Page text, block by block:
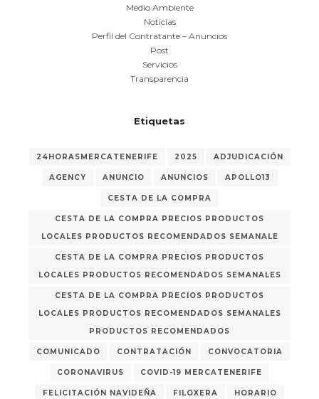
Medio Ambiente
Noticias
Perfil del Contratante – Anuncios
Post
Servicios
Transparencia
Etiquetas
24HORASMERCATENERIFE 2025 ADJUDICACIÓN
AGENCY ANUNCIO ANUNCIOS APOLLO13
CESTA DE LA COMPRA
CESTA DE LA COMPRA PRECIOS PRODUCTOS
LOCALES PRODUCTOS RECOMENDADOS SEMANALE
CESTA DE LA COMPRA PRECIOS PRODUCTOS
LOCALES PRODUCTOS RECOMENDADOS SEMANALES
CESTA DE LA COMPRA PRECIOS PRODUCTOS
LOCALES PRODUCTOS RECOMENDADOS SEMANALES
PRODUCTOS RECOMENDADOS
COMUNICADO CONTRATACIÓN CONVOCATORIA
CORONAVIRUS COVID-19 MERCATENERIFE
FELICITACIÓN NAVIDEÑA FILOXERA HORARIO